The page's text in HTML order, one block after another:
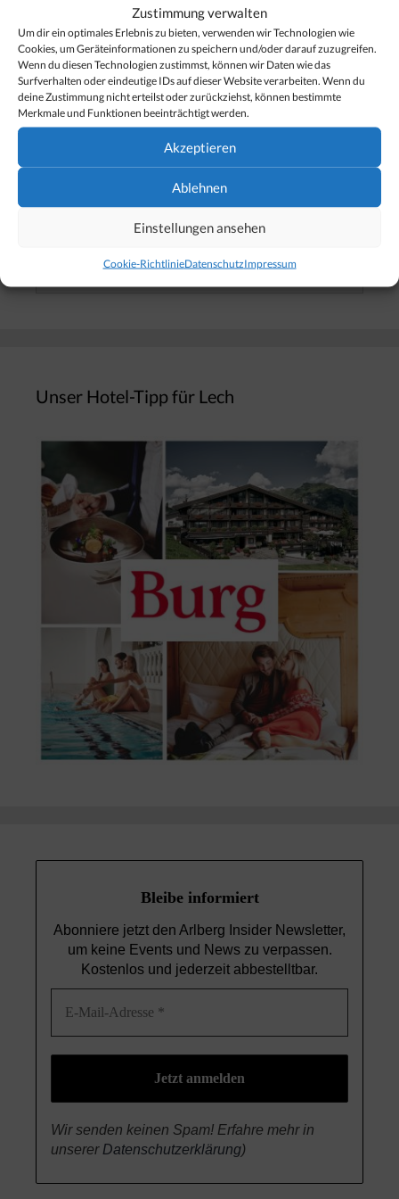
Zustimmung verwalten
Um dir ein optimales Erlebnis zu bieten, verwenden wir Technologien wie
Cookies, um Geräteinformationen zu speichern und/oder darauf zuzugreifen.
Wenn du diesen Technologien zustimmst, können wir Daten wie das
Surfverhalten oder eindeutige IDs auf dieser Website verarbeiten. Wenn du
deine Zustimmung nicht erteilst oder zurückziehst, können bestimmte
Merkmale und Funktionen beeinträchtigt werden.
Akzeptieren
Ablehnen
Einstellungen ansehen
Cookie-RichtlinieDatenschutzImpressum
Der Weihnachtsmann kommt nach Zürs – 25.
Dezember 2024
Neujahrshow & Klangfeuerwerk in Zürs – 1.
Jänner 2025
Finden Sie Ihr Thema…
nach:
Unser Hotel-Tipp für Lech
Bleibe informiert
Abonniere jetzt den Arlberg Insider Newsletter,
um keine Events und Newszu verpassen.
Kostenlos und jederzeit abbestelltbar.
Wir senden keinen Spam! Erfahre mehr in
unserer Datenschutzerklärung)